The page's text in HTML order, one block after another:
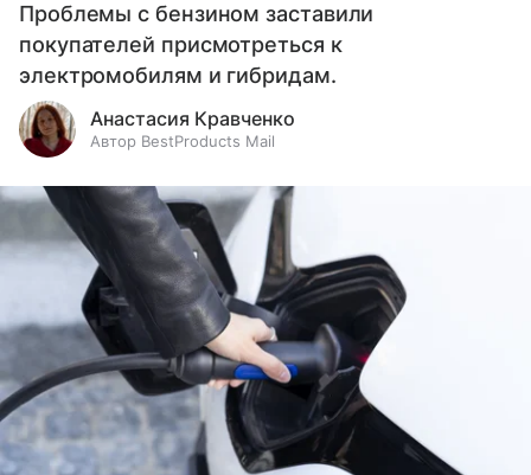
Проблемы с бензином заставили
покупателей присмотреться к
электромобилям и гибридам.
Анастасия Кравченко
Автор BestProducts Mail